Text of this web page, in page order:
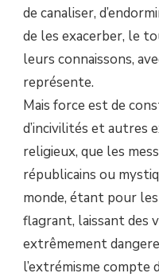
de canaliser,
de les exacerber, le
leurs connaissons,
représente.
Mais force est de
d’incivilités et autres
religieux, que les
républicains ou
monde, étant pour
flagrant, laissant des
extrêmement
l’extrémisme compte